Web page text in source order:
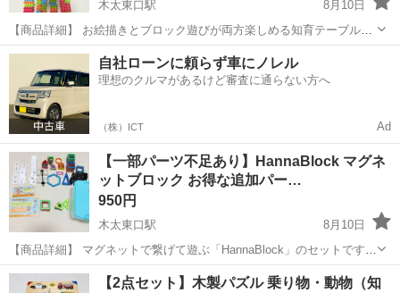
木太東口駅
8月10日
【商品詳細】 お絵描きとブロック遊びが両方楽しめる知育テーブルで
す。 テーブルの天板をひっくり返すと「お絵描きボード」と「ブロッ
クベース」に切り替えられる2WAY仕様です。 状態： お絵描きボード
の面に経年による痛み...
香川 高松市 木太東口駅 おもちゃ
自社ローンに頼らず車にノレル
理想のクルマがあるけど審査に通らない方へ
（株）ICT Ad
【一部パーツ不足あり】HannaBlock マグネ
ットブロック お得な追加パー…
950円
木太東口駅
8月10日
【商品詳細】 マグネットで繋げて遊ぶ「HannaBlock」のセットです。
子供が遊んでいたため使用感はありますが、磁力はしっかりしてお
り、まだまだ楽しく遊べます。 状態： 一部不足パーツがあります（画
香川 高松市 木太東口駅 おもちゃ
【2点セット】木製パズル 乗り物・動物（知